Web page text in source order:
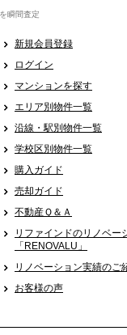
瞬間査定
新規会員登録
ログイン
マンションを探す
エリア別物件一覧
沿線・駅別物件一覧
学校区別物件一覧
購入ガイド
売却ガイド
不動産Ｑ＆Ａ
リファインドのリノベー
「RENOVALU」
リノベーション実績のご
お客様の声